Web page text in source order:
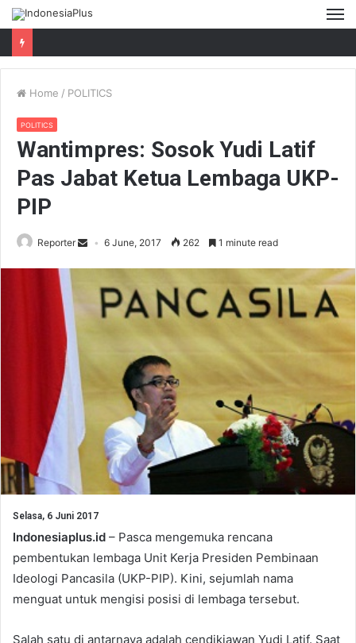
Home / POLITICS
POLITICS
Wantimpres: Sosok Yudi Latif
Pas Jabat Ketua Lembaga UKP-
PIP
Reporter 6 June, 2017 262 1 minute read
Selasa, 6 Juni 2017
Indonesiaplus.id – Pasca mengemuka rencana
pembentukan lembaga Unit Kerja Presiden Pembinaan
Ideologi Pancasila (UKP-PIP). Kini, sejumlah nama
menguat untuk mengisi posisi di lembaga tersebut.
Salah satu di antarnaya adalah cendikiawan Yudi Latif. Saat